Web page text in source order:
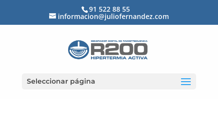
91 522 88 55
informacion@juliofernandez.com
Seleccionar página